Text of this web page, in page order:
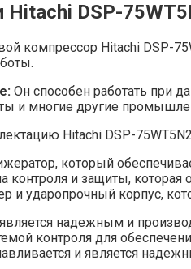
Hitachi DSP-
компрессор Hitachi DSP-
Он способен работать при
и многие другие
Hitachi DSP-
который
контроля и защиты,
и ударопрочный корпус,
является надежным и
контроля для
и является